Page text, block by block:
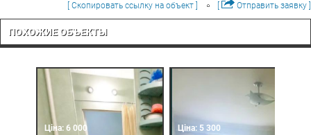
[ Скопировать ссылку на объект ] Отправить заявку ]
ПОХОЖИЕ ОБЪЕКТЫ
Ціна: 6 000
Ціна: 5 300